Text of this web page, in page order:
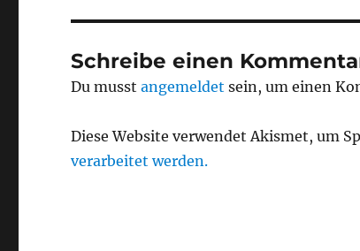
Schreibe einen
Du musstangemeldet sein, um einen
Diese Website verwendet Akismet, um
verarbeitet werden.